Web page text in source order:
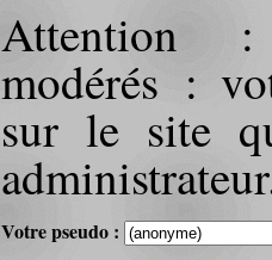
Attention :
modérés :
sur le site
Votre pseudo :